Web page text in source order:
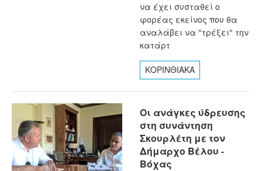
να έχει συσταθεί ο
φορέας εκείνος που θα
αναλάβει να "τρέξει" την
κατάρτ
ΚΟΡΙΝΘΙΑΚΑ
Οι ανάγκες ύδρευσης
στη συνάντηση
Σκουρλέτη με τον
Δήμαρχο Βέλου -
Βόχας